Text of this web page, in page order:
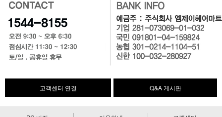
고객센터 연결 Q&A 게시판